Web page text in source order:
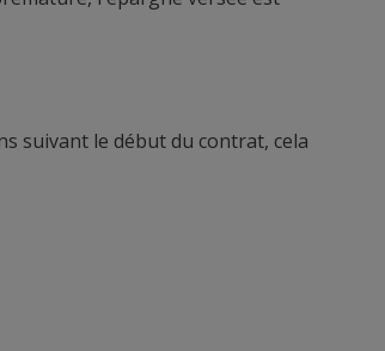
suivant le début du contrat, cela